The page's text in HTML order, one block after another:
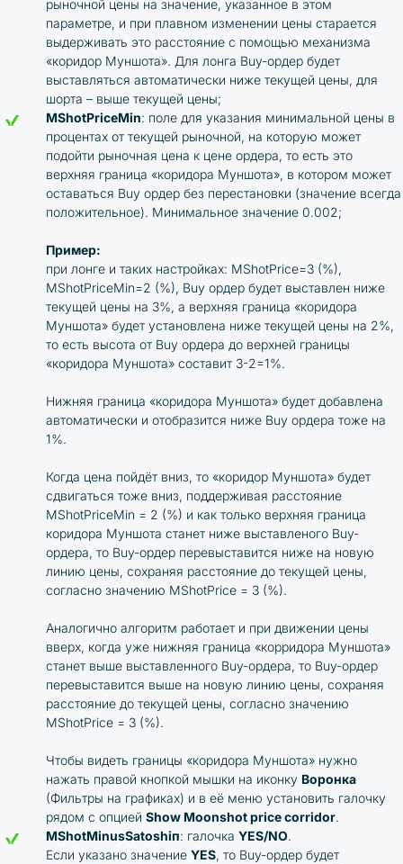
рыночной цены на значение, указанное в этом
параметре, и при плавном изменении цены старается
выдерживать это расстояние с помощью механизма
«коридор Муншота». Для лонга Buy-ордер будет
выставляться автоматически ниже текущей цены, для
шорта – выше текущей цены;
MShotPriceMin: поле для указания минимальной цены в
процентах от текущей рыночной, на которую может
подойти рыночная цена к цене ордера, то есть это
верхняя граница «коридора Муншота», в котором может
оставаться Buy ордер без перестановки (значение всегда
положительное). Минимальное значение 0.002;
Пример:
при лонге и таких настройках: MShotPrice=3 (%),
MShotPriceMin=2 (%), Buy ордер будет выставлен ниже
текущей цены на 3%, а верхняя граница «коридора
Муншота» будет установлена ниже текущей цены на 2%,
то есть высота от Buy ордера до верхней границы
«коридора Муншота» составит 3-2=1%.
Нижняя граница «коридора Муншота» будет добавлена
автоматически и отобразится ниже Buy ордера тоже на
1%.
Когда цена пойдёт вниз, то «коридор Муншота» будет
сдвигаться тоже вниз, поддерживая расстояние
MShotPriceMin = 2 (%) и как только верхняя граница
коридора Муншота станет ниже выставленого Buy-
ордера, то Buy-ордер перевыставится ниже на новую
линию цены, сохраняя расстояние до текущей цены,
согласно значению MShotPrice = 3 (%).
Аналогично алгоритм работает и при движении цены
вверх, когда уже нижняя граница «корридора Муншота»
станет выше выставленного Buy-ордера, то Buy-ордер
перевыставится выше на новую линию цены, сохраняя
расстояние до текущей цены, согласно значению
MShotPrice = 3 (%).
Чтобы видеть границы «коридора Муншота» нужно
нажать правой кнопкой мышки на иконку Воронка
(Фильтры на графиках) и в её меню установить галочку
рядом с опцией Show Moonshot price corridor.
MShotMinusSatoshiп: галочка YES/NO.
Если указано значение YES, то Buy-ордер будет